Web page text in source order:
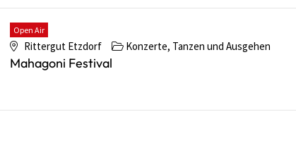
Rittergut Etzdorf Konzerte, Tanzen und Ausgehen
Open Air
Mahagoni Festival